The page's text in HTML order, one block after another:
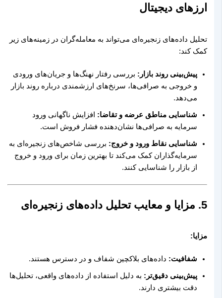
ارزهای دیجیتال
تحلیل داده‌های زنجیره‌ای می‌تواند به معامله‌گران در زمینه‌های زیر
کمک کند:
پیش‌بینی روند بازار: بررسی رفتار نهنگ‌ها و جریان‌های ورودی
و خروجی به صرافی‌ها، سرنخ‌های ارزشمندی درباره روند بازار
می‌دهد.
شناسایی مناطق عرضه و تقاضا:افزایش ناگهانی ورود
سرمایه به صرافی‌ها نشان‌دهنده فشار فروش است.
شناسایی نقاط ورود و خروج:بررسی شاخص‌های زنجیره‌ای به
سرمایه‌گذاران کمک می‌کند تا بهترین زمان برای ورود و خروج
از بازار را شناسایی کنند.
5. مزایا و معایب تحلیل داده‌های زنجیره‌ای
مزایا:
شفافیت:داده‌های بلاکچین شفاف و در دسترس هستند.
پیش‌بینی دقیق‌تر: به دلیل استفاده از داده‌های واقعی، تحلیل‌ها
دقت بیشتری دارند.